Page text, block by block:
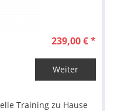
239,00 € *
Weiter
Training zu Hause